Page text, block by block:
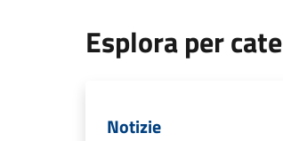
Esplora per
Notizie